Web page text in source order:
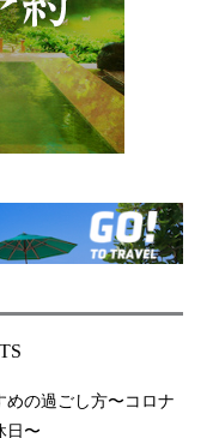
めの過ごし方〜コロナ
日〜